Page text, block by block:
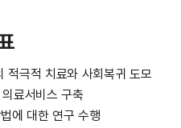
적극적 치료와 사회복귀 도모
료서비스 구축
에 대한 연구 수행